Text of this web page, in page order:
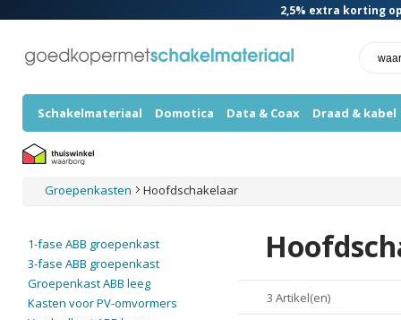
2,5% extra korting
Schakelmateriaal Domotica Data & Coax Draad & kabel
Groepenkasten Hoofdschakelaar
3 Artikel(en)
1-fase ABB groepenkast
3-fase ABB groepenkast
Groepenkast ABB leeg
Kasten voor PV-omvormers